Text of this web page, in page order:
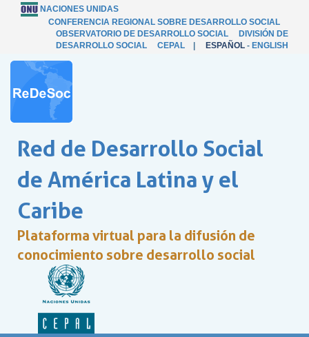
NACIONES UNIDAS
CONFERENCIA REGIONAL SOBRE DESARROLLO SOCIAL
OBSERVATORIO DE DESARROLLO SOCIAL
DIVISIÓN DE
DESARROLLO SOCIAL
CEPAL ESPAÑOL - ENGLISH
Red de Desarrollo Social
de América Latina y el
Caribe
Plataforma virtual para la difusión de
conocimiento sobre desarrollo social